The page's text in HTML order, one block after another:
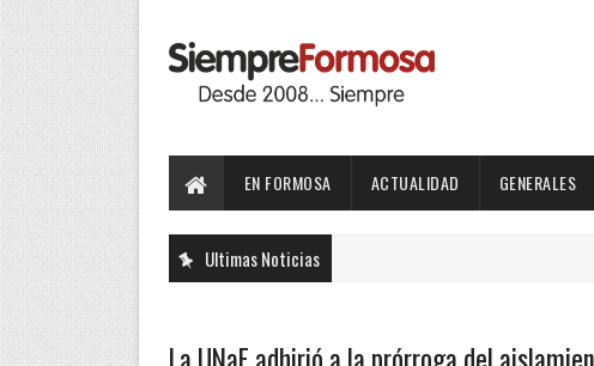
EN FORMOSA ACTUALIDAD GENERALES
Ultimas Noticias